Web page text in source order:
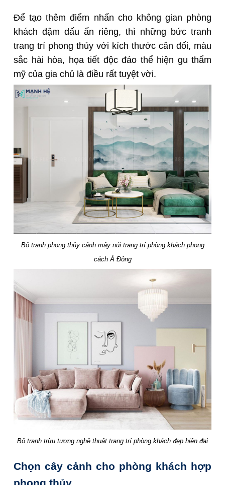
Để tạo thêm điểm nhấn cho không gian phòng
khách đậm dấu ấn riêng, thì những bức tranh
trang trí phong thủy với kích thước cân đối, màu
sắc hài hòa, họa tiết độc đáo thể hiện gu thẩm
mỹ của gia chủ là điều rất tuyệt vời.
Bộ tranh phong thủy cảnh mây núi trang trí phòng khách phong
cách Á Đông
Bộ tranh trừu tượng nghệ thuật trang trí phòng khách đẹp hiện đại
Chọn cây cảnh cho phòng khách hợp